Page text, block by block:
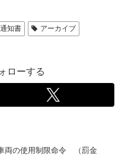
知書
アーカイブ
ローする
両の使用制限命令 （罰金